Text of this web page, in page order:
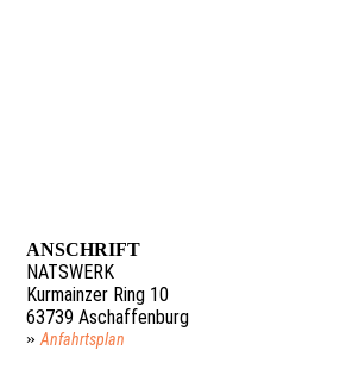
ANSCHRIFT
NATSWERK
Kurmainzer Ring 10
63739 Aschaffenburg
»Anfahrtsplan